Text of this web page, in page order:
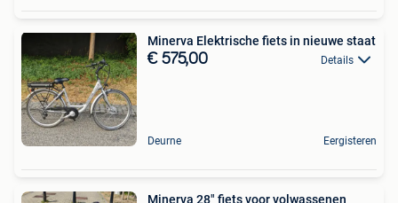
Minerva Elektrische fiets in nieuwe staat
€ 575,00 Details
Deurne Eergisteren
Minerva 28" fiets voor volwassenen